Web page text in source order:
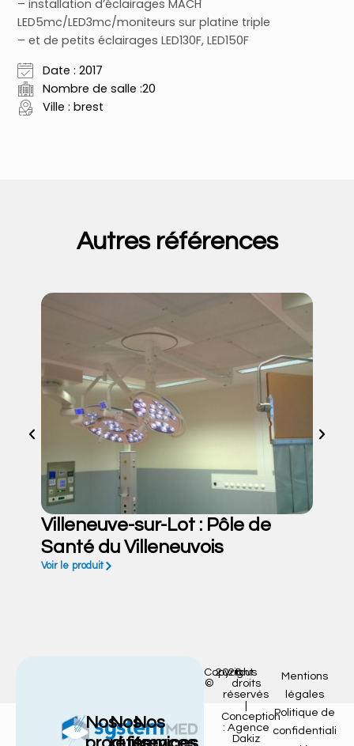
– installation d’éclairages MACH
LED5mc/LED3mc/moniteurs sur platine triple
– et de petits éclairages LED130F, LED150F
Date : 2017
Nombre de salle :20
Ville : brest
Autres références
Villeneuve-sur-Lot : Pôle de
Santé du Villeneuvois
Voir le produit
NosNosNos
Copyright
©
2026tous
droits
réservés
Conception
: Agence
Dakiz
Mentions
légales
Politique de
confidentiali